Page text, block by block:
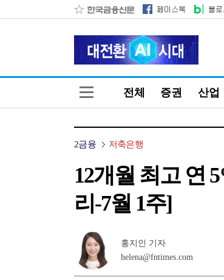
전체 증권 산업
2금융 저축은행
12개월 최고 연
리-7월 1주]
홍지인 기자
helena@fntimes.com